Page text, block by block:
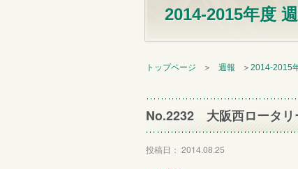
2014-2015年度
トップページ ＞ 週報 ＞ 2014-2015
No.2232 大阪西ロータリ
投稿日： 2014.08.25